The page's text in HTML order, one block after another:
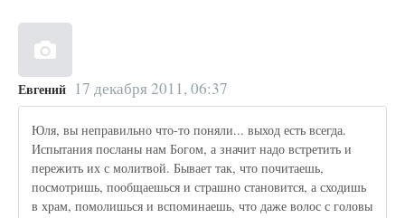
Евгений 17 декабря 2011, 06:37
Юля, вы неправильно что-то поняли... выход есть всегда.
Испытания посланы нам Богом, а значит надо встретить и
пережить их с молитвой. Бывает так, что почитаешь,
посмотришь, пообщаешься и страшно становится, а сходишь
в храм, помолишься и вспоминаешь, что даже волос с головы